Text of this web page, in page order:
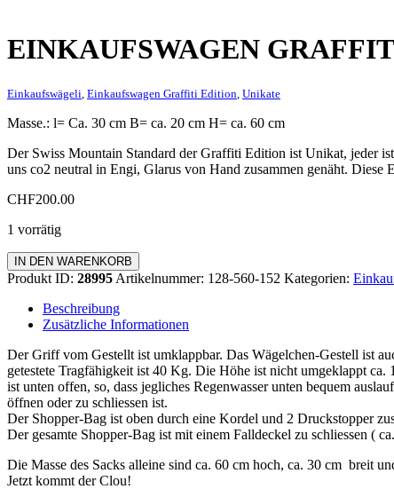
EINKAUFSWAGEN
Einkaufswägeli Einkaufswagen Graffiti Edition Unikate
Masse.: l= Ca. 30 cm B= ca. 20 cm H= ca. 60 cm
Der Swiss Mountain Standard der Graffiti Edition ist Unikat, jeder
uns co2 neutral in Engi, Glarus von Hand zusammen genäht. Diese
CHF200.00
1 vorrätig
Einkaufswagen
Graffiti
Standard
Menge
IN DEN WARENKORB
Produkt ID: 28995 Artikelnummer: 128-560-152 Kategorien:
Beschreibung
Zusätzliche Informationen
Der Griff vom Gestellt ist umklappbar. Das Wägelchen-Gestell ist
getestete Tragfähigkeit ist 40 Kg. Die Höhe ist nicht umgeklappt
ist unten offen, so, dass jegliches Regenwasser unten bequem
öffnen oder zu schliessen ist.
Der Shopper-Bag ist oben durch eine Kordel und 2 Druckstopper
Der gesamte Shopper-Bag ist mit einem Falldeckel zu schliessen (
Die Masse des Sacks alleine sind ca. 60 cm hoch, ca. 30 cm breit
Jetzt kommt der Clou!